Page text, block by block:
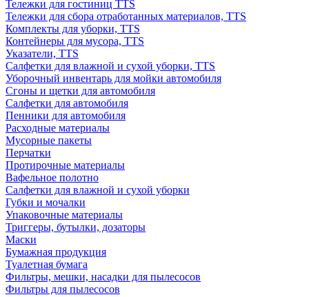
Тележки для гостиниц TTS
Тележки для сбора отработанных материалов, TTS
Комплекты для уборки, TTS
Контейнеры для мусора, TTS
Указатели, TTS
Салфетки для влажной и сухой уборки, TTS
Уборочный инвентарь для мойки автомобиля
Сгоны и щетки для автомобиля
Салфетки для автомобиля
Пенники для автомобиля
Расходные материалы
Мусорные пакеты
Перчатки
Протирочные материалы
Вафельное полотно
Салфетки для влажной и сухой уборки
Губки и мочалки
Упаковочные материалы
Триггеры, бутылки, дозаторы
Маски
Бумажная продукция
Туалетная бумага
Фильтры, мешки, насадки для пылесосов
Фильтры для пылесосов